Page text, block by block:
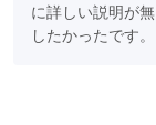
に詳しい説明が
したかったです。